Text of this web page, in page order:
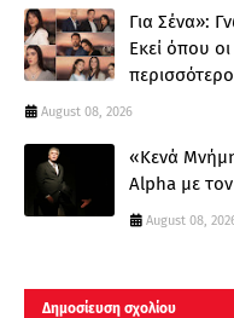
Για Σένα»:
Εκεί όπου
August 08, 2026
«Κενά
Alpha με
August 08,
Δημοσίευση σχολίου